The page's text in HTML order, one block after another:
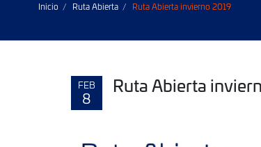
Inicio Ruta Abierta Ruta Abierta invierno 2019
FEB
8
Ruta Abierta